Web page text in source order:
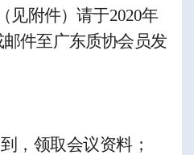
见附件）请于2020年
邮件至广东质协会员发
，领取会议资料；